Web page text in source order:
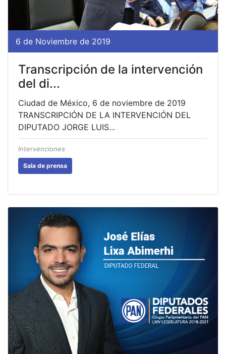
6 de Noviembre de 2019
Transcripción de la intervención
del di...
Ciudad de México, 6 de noviembre de 2019
TRANSCRIPCIÓN DE LA INTERVENCIÓN DEL
DIPUTADO JORGE LUIS...
Intervenciones
Sala de prensa